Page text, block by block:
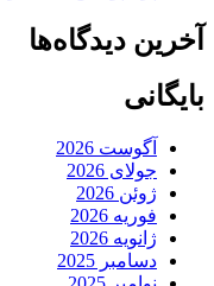
آخرین دیدگاه‌ها
بایگانی
آگوست 2026
جولای 2026
ژوئن 2026
فوریه 2026
ژانویه 2026
دسامبر 2025